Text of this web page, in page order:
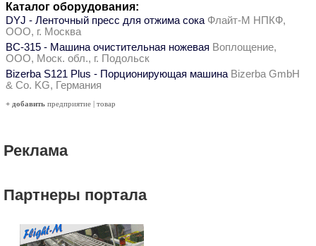
Каталог оборудования:
DYJ - Ленточный пресс для отжима сока Флайт-М НПКФ,
ООО, г. Москва
ВС-315 - Машина очистительная ножевая Воплощение,
ООО, Моск. обл., г. Подольск
Bizerba S121 Plus - Порционирующая машина Bizerba GmbH
& Co. KG, Германия
+ добавить предприятие | товар
Реклама
Партнеры портала